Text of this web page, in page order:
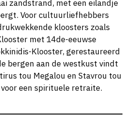
zandstrand, met een eilandje
Voor cultuurliefhebbers
kloosters zoals
met 14de-eeuwse
Klooster, gerestaureerd
bergen aan de westkust vindt
tou Megalou en Stavrou tou
een spirituele retraite.